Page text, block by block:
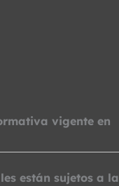
vigente en
están sujetos a la